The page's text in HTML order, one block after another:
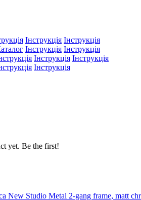
Інструкція Інструкція
Інструкція Інструкція
Інструкція Інструкція
Інструкція
yet. Be the first!